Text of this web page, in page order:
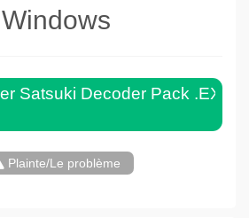
Windows
Satsuki Decoder Pack .EXE
Plainte/Le problème